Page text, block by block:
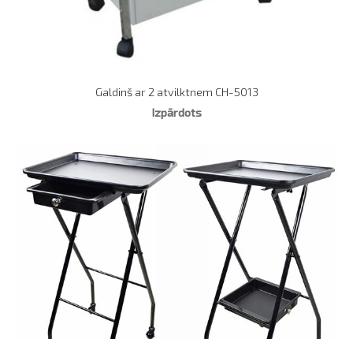
Galdinš ar 2 atvilktnem CH-5013
Izpārdots